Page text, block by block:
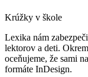
Krúžky v škole
Lexika nám
lektorov a deti.
oceňujeme, že sami
formáte InDesign.